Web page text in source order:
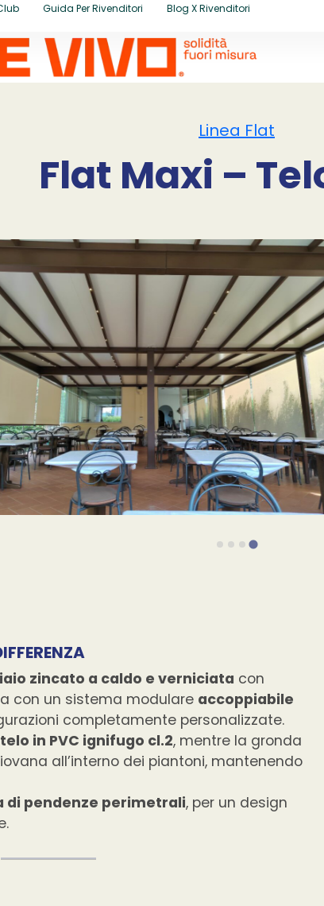
Guida Per Rivenditori Blog X Rivenditori
Linea Flat
Flat Maxi –
zincato a caldo e verniciata con
con un sistema modulare accoppiabile
completamente personalizzate.
telo in PVC ignifugo cl.2, mentre la gronda
all’interno dei piantoni, mantenendo
di pendenze perimetrali, per un design